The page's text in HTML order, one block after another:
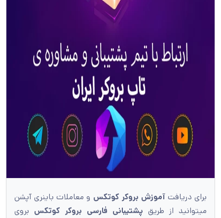
برای دریافت آموزش بروکر کوتکس و معاملات باینری آپشن
میتوانید از طریق پشتیبانی فارسی بروکر کوتکس بروی